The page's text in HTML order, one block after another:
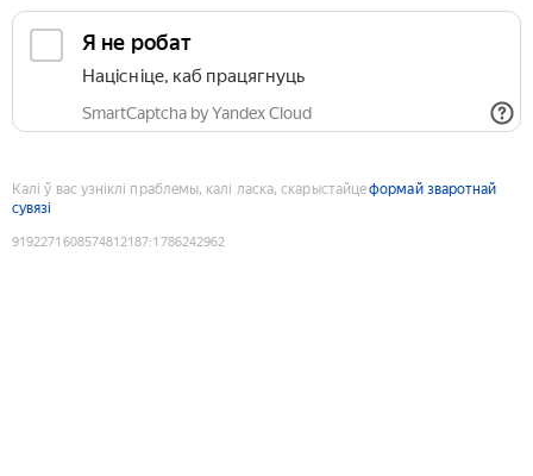
Я не робат
Націсніце, каб працягнуць
SmartCaptcha by Yandex Cloud
Калі ў вас узніклі праблемы, калі ласка, скарыстайцеформай зваротнай
сувязі
9192271608574812187:1786242962